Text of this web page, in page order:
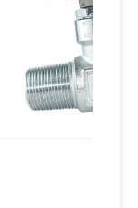
Sauerstoffventil O2 Luft N2 Ventil